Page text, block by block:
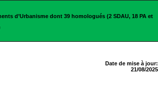
d’Urbanisme dont 39 homologués (2 SDAU, 18 PA et
de mise à jour:
21/08/2025